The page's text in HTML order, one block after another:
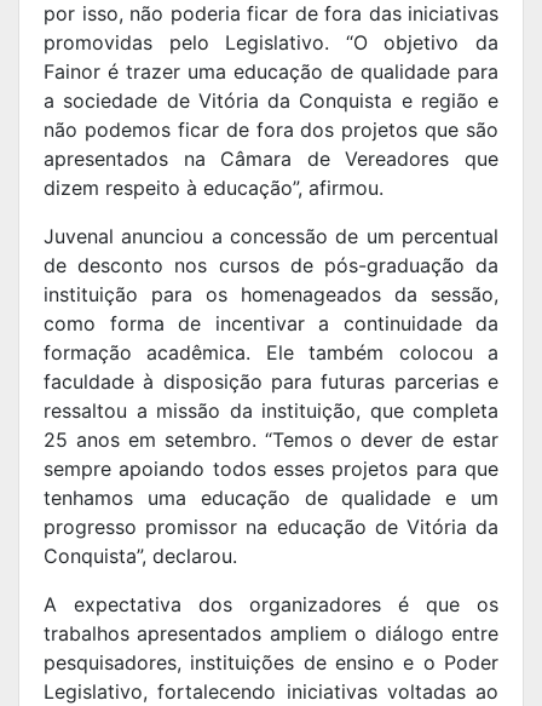
por isso, não poderia ficar de fora das iniciativas
promovidas pelo Legislativo. “O objetivo da
Fainor é trazer uma educação de qualidade para
a sociedade de Vitória da Conquista e região e
não podemos ficar de fora dos projetos que são
apresentados na Câmara de Vereadores que
dizem respeito à educação”, afirmou.
Juvenal anunciou a concessão de um percentual
de desconto nos cursos de pós-graduação da
instituição para os homenageados da sessão,
como forma de incentivar a continuidade da
formação acadêmica. Ele também colocou a
faculdade à disposição para futuras parcerias e
ressaltou a missão da instituição, que completa
25 anos em setembro. “Temos o dever de estar
sempre apoiando todos esses projetos para que
tenhamos uma educação de qualidade e um
progresso promissor na educação de Vitória da
Conquista”, declarou.
A expectativa dos organizadores é que os
trabalhos apresentados ampliem o diálogo entre
pesquisadores, instituições de ensino e o Poder
Legislativo, fortalecendo iniciativas voltadas ao